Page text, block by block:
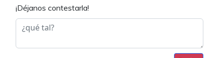
¡Déjanos contestarla!